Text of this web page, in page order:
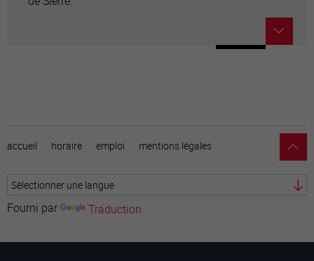
accueil horaire emploi mentions légales
Fourni par Traduction